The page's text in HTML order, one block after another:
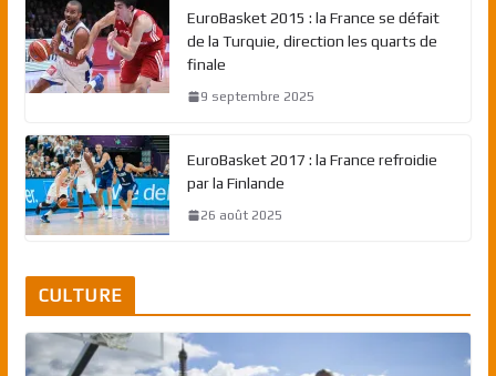
EuroBasket 2015 : la France se défait
de la Turquie, direction les quarts de
finale
9 septembre 2025
EuroBasket 2017 : la France refroidie
par la Finlande
26 août 2025
CULTURE